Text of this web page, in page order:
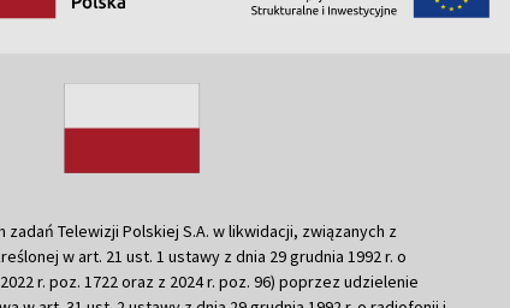
Telewizji Polskiej S.A. w likwidacji, związanych z
w art. 21 ust. 1 ustawy z dnia 29 grudnia 1992 r. o
r. poz. 1722 oraz z 2024 r. poz. 96) poprzez udzielenie